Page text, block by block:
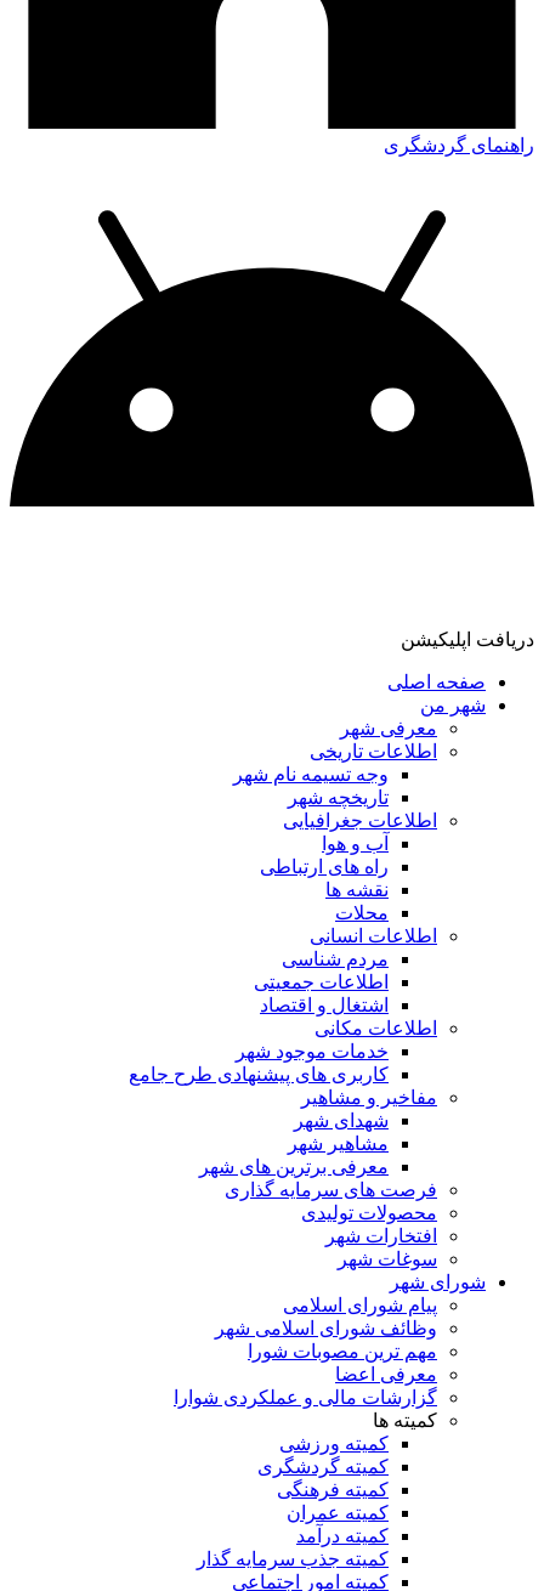
راهنمای گردشگری
دریافت اپلیکیشن
صفحه اصلی
شهر من
معرفی شهر
اطلاعات تاریخی
وجه تسیمه نام شهر
تاریخچه شهر
اطلاعات جغرافیایی
آب و هوا
راه های ارتباطی
نقشه ها
محلات
اطلاعات انسانی
مردم شناسی
اطلاعات جمعیتی
اشتغال و اقتصاد
اطلاعات مکانی
خدمات موجود شهر
کاربری های پیشنهادی طرح جامع
مفاخیر و مشاهیر
شهدای شهر
مشاهیر شهر
معرفی برترین های شهر
فرصت های سرمایه گذاری
محصولات تولیدی
افتخارات شهر
سوغات شهر
شورای شهر
پیام شورای اسلامی
وظائف شورای اسلامی شهر
مهم ترین مصوبات شورا
معرفی اعضا
گزارشات مالی و عملکردی شوارا
کمیته ها
کمیته ورزشی
کمیته گردشگری
کمیته فرهنگی
کمیته عمران
کمیته درآمد
کمیته جذب سرمایه گذار
کمیته امور اجتماعی